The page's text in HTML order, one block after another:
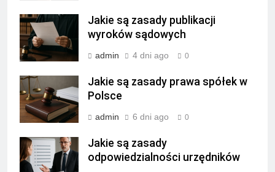
Jakie są zasady publikacji
wyroków sądowych
admin 4 dni ago 0
Jakie są zasady prawa spółek w
Polsce
admin 6 dni ago 0
Jakie są zasady
odpowiedzialności urzędników